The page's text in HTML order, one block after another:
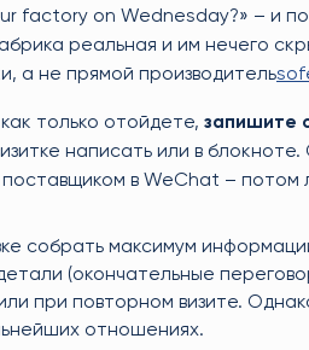
factory on Wednesday?» – и
реальная и им нечего
а не прямой производитель
только отойдете, запишите
написать или в
в WeChat – потом
собрать максимум
(окончательные
при повторном визите.
отношениях.